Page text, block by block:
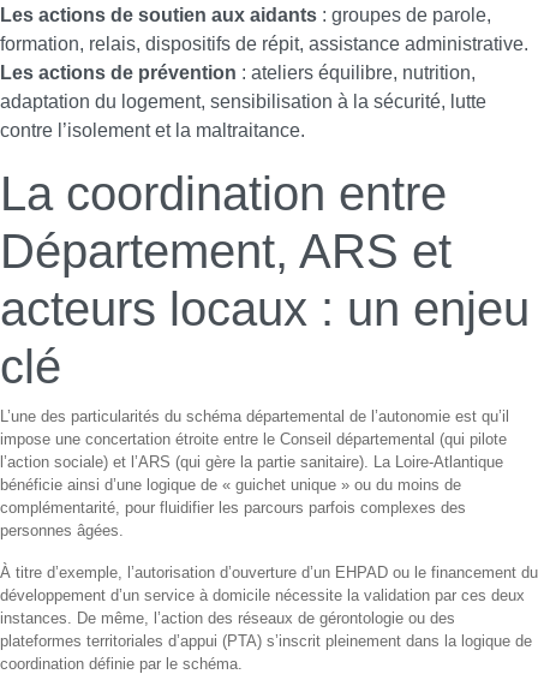
Les actions de soutien aux aidants : groupes de parole,
formation, relais, dispositifs de répit, assistance administrative.
Les actions de prévention : ateliers équilibre, nutrition,
adaptation du logement, sensibilisation à la sécurité, lutte
contre l’isolement et la maltraitance.
La coordination entre
Département, ARS et
acteurs locaux : un enjeu
clé
L’une des particularités du schéma départemental de l’autonomie est qu’il
impose une concertation étroite entre le Conseil départemental (qui pilote
l’action sociale) et l’ARS (qui gère la partie sanitaire). La Loire-Atlantique
bénéficie ainsi d’une logique de « guichet unique » ou du moins de
complémentarité, pour fluidifier les parcours parfois complexes des
personnes âgées.
À titre d’exemple, l’autorisation d’ouverture d’un EHPAD ou le financement du
développement d’un service à domicile nécessite la validation par ces deux
instances. De même, l’action des réseaux de gérontologie ou des
plateformes territoriales d’appui (PTA) s’inscrit pleinement dans la logique de
coordination définie par le schéma.